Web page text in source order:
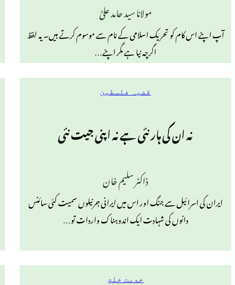
مولانا سید حامد علیؒ
آپ اپنے اس کام کو تحریک اسلامی کے نام سے موسوم کرتے ہیں۔ یہ لفظ
اگرچہ نیا ہے مگر اپنے…
قضیہ فلسطین
نہ ان کی ہار نئی ہے نہ اپنی جیت نئی
ڈاکٹر سلیم خان
ایران کی اسرائیل سے جنگ اور اس میں ایرانی جرنیلوں سمیت کئی سائنس
دانوں کی شہادت ایک اندوہناک واردات تو…
خدمت خلق